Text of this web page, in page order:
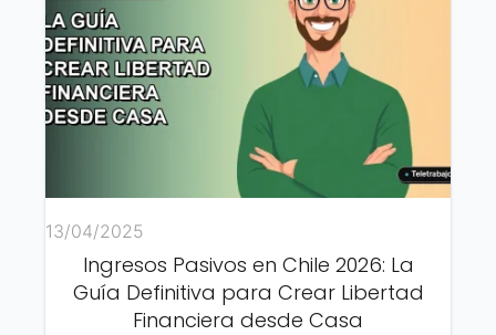
13/04/2025
Ingresos Pasivos en Chile 2026: La
Guía Definitiva para Crear Libertad
Financiera desde Casa